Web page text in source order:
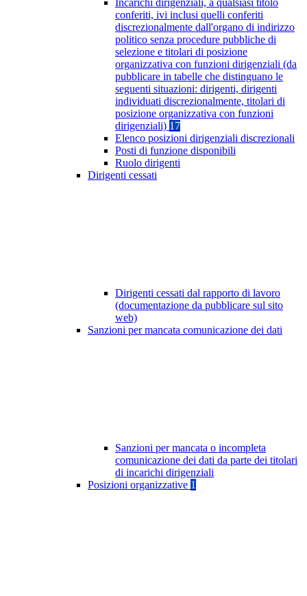
Incarichi dirigenziali, a qualsiasi titolo
conferiti, ivi inclusi quelli conferiti
discrezionalmente dall'organo di indirizzo
politico senza procedure pubbliche di
selezione e titolari di posizione
organizzativa con funzioni dirigenziali (da
pubblicare in tabelle che distinguano le
seguenti situazioni: dirigenti, dirigenti
individuati discrezionalmente, titolari di
posizione organizzativa con funzioni
dirigenziali) 17
Elenco posizioni dirigenziali discrezionali
Posti di funzione disponibili
Ruolo dirigenti
Dirigenti cessati
Dirigenti cessati dal rapporto di lavoro
(documentazione da pubblicare sul sito
web)
Sanzioni per mancata comunicazione dei dati
Sanzioni per mancata o incompleta
comunicazione dei dati da parte dei titolari
di incarichi dirigenziali
Posizioni organizzative 1